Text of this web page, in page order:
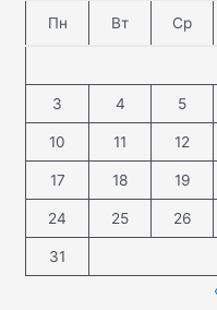
Пн Вт Ср
3 4 5
10 11 12
17 18 19
24 25 26
31